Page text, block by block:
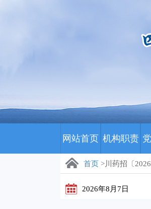
网站首页 机构职责
首页 >川药招〔
2026年8月7日
川药招〔2026〕174号 关于确认2026年